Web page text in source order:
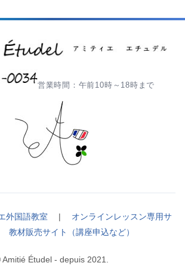
営業時間：午前10時～18時まで
外国語教室 | オンラインレッスン専用サ
教材販売サイト（講座申込など）
Amitié Étudel - depuis 2021.